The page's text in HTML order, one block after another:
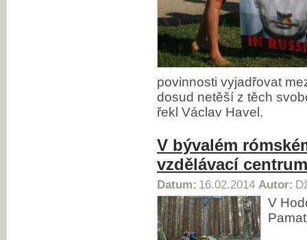
povinnosti vyjadřovat
dosud netěší z těch
řekl Václav Havel.
V bývalém
vzdělávací centrum
Datum: 16.02.2014 Autor:
V